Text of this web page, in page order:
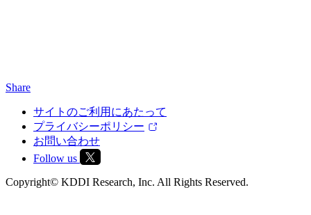
Share
サイトのご利用にあたって
プライバシーポリシー
お問い合わせ
Follow us
Copyright© KDDI Research, Inc. All Rights Reserved.